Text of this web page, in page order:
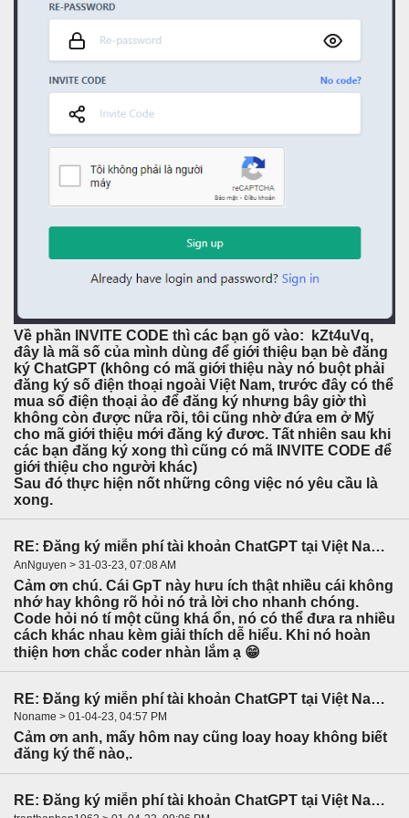
Về phần INVITE CODE thì các bạn gõ vào: kZt4uVq,
đây là mã số của mình dùng để giới thiệu bạn bè đăng
ký ChatGPT (không có mã giới thiệu này nó buột phải
đăng ký số điện thoại ngoài Việt Nam, trước đây có thể
mua số điện thoại ảo để đăng ký nhưng bây giờ thì
không còn được nữa rồi, tôi cũng nhờ đứa em ở Mỹ
cho mã giới thiệu mới đăng ký đươc. Tất nhiên sau khi
các bạn đăng ký xong thì cũng có mã INVITE CODE để
giới thiệu cho người khác)
Sau đó thực hiện nốt những công việc nó yêu cầu là
xong.
RE: Đăng ký miễn phí tài khoản ChatGPT tại Việt Nam Free dễ dàng
AnNguyen > 31-03-23, 07:08 AM
Cảm ơn chú. Cái GpT này hưu ích thật nhiều cái không
nhớ hay không rõ hỏi nó trả lời cho nhanh chóng.
Code hỏi nó tí một cũng khá ổn, nó có thể đưa ra nhiều
cách khác nhau kèm giải thích dễ hiểu. Khi nó hoàn
thiện hơn chắc coder nhàn lắm ạ 😁
RE: Đăng ký miễn phí tài khoản ChatGPT tại Việt Nam Free dễ dàng
Noname > 01-04-23, 04:57 PM
Cảm ơn anh, mấy hôm nay cũng loay hoay không biết
đăng ký thế nào,.
RE: Đăng ký miễn phí tài khoản ChatGPT tại Việt Nam Free dễ dàng